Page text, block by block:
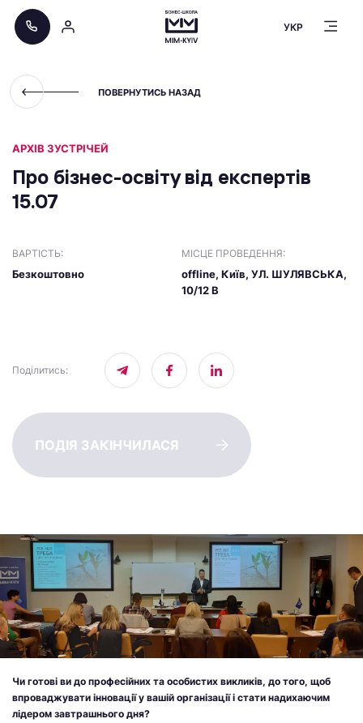
УКР
ПОВЕРНУТИСЬ НАЗАД
АРХІВ ЗУСТРІЧЕЙ
Про бізнес-освіту від експертів
15.07
ВАРТІСТЬ:
Безкоштовно
МІСЦЕ ПРОВЕДЕННЯ:
offline, Київ, УЛ. ШУЛЯВСЬКА,
10/12 В
Поділитись:
ПОДІЯ ЗАКІНЧИЛАСЯ
Чи готові ви до професійних та особистих викликів, до того, щоб
впроваджувати інновації у вашій організації і стати надихаючим
лідером завтрашнього дня?